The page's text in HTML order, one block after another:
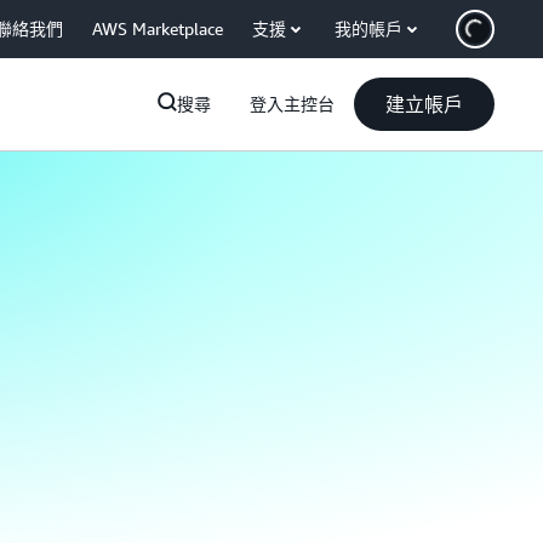
絡我們 AWS Marketplace 支援 我的帳戶
搜尋 登入主控台 建立帳戶